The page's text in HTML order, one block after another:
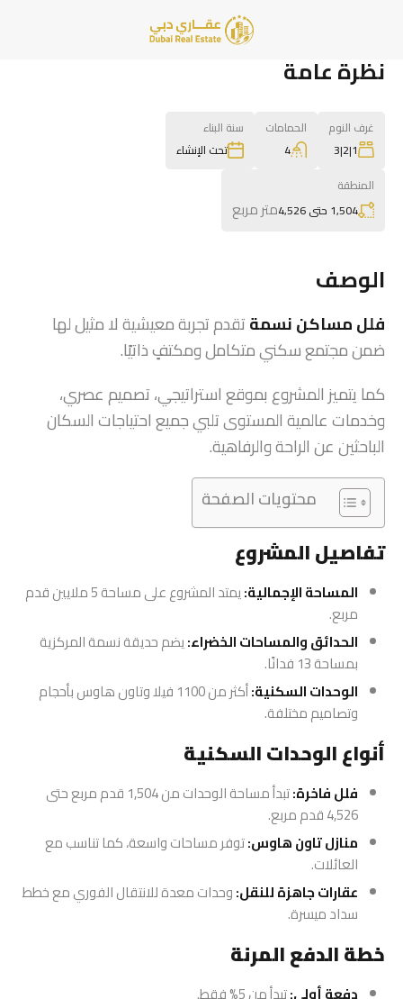
نظرة عامة
غرف النوم
1|2|3
الحمامات
4
سنة البناء
تحت الإنشاء
المنطقة
1,504 حتى 4,526
متر مربع
الوصف
فلل مساكن نسمةتقدم تجربة معيشية لا مثيل لها
ضمن مجتمع سكني متكامل ومكتفٍ ذاتيًا.
كما يتميز المشروع بموقع استراتيجي، تصميم عصري،
وخدمات عالمية المستوى تلبي جميع احتياجات السكان
الباحثين عن الراحة والرفاهية.
محتويات الصفحة
تفاصيل المشروع
المساحة الإجمالية:
يمتد المشروع على مساحة 5 ملايين قدم
مربع.
الحدائق والمساحات الخضراء:يضم حديقة نسمة المركزية
بمساحة 13 فدانًا.
الوحدات السكنية:
أكثر من 1100 فيلا وتاون هاوس بأحجام
وتصاميم مختلفة.
أنواع الوحدات السكنية
فلل فاخرة:
تبدأ مساحة الوحدات من 1,504 قدم مربع حتى
4,526 قدم مربع.
منازل تاون هاوس:توفر مساحات واسعة، كما تناسب مع
العائلات.
عقارات جاهزة للنقل:وحدات معدة للانتقال الفوري مع خطط
سداد ميسرة.
خطة الدفع المرنة